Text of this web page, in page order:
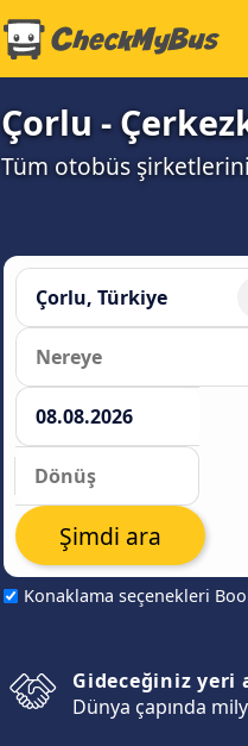
Çorlu -
Tüm otobüs şirketlerini
Konaklama seçenekleri
Şimdi ara
Gideceğiniz yeri
Dünya çapında